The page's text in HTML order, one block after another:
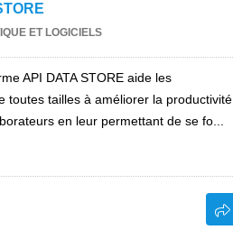
ET LOGICIELS
API DATA STORE aide les
toutes tailles à améliorer la productivité
en leur permettant de se fo...